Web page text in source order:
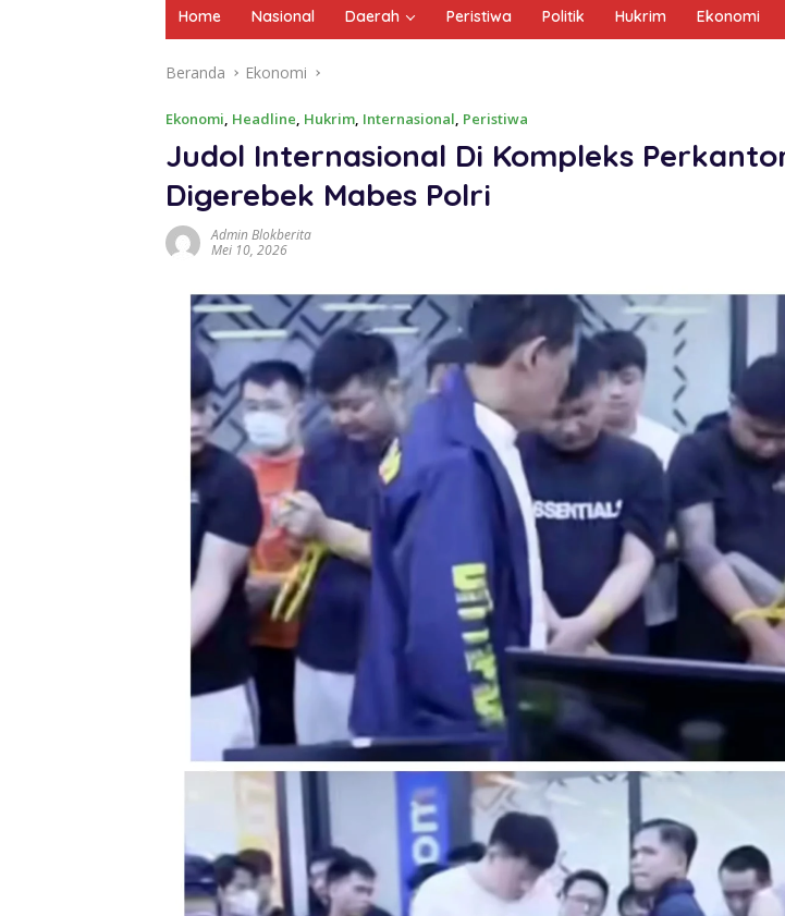
Home Nasional Daerah Peristiwa Politik Hukrim Ekonomi
Beranda Ekonomi
Ekonomi Headline Hukrim Internasional Peristiwa
Judol Internasional Di Kompleks
Digerebek Mabes Polri
Admin Blokberita
Mei 10, 2026